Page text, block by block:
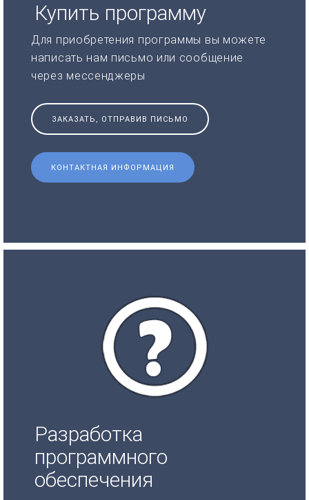
Купить программу
Для приобретения программы вы можете
написать нам письмо или сообщение
через мессенджеры
ЗАКАЗАТЬ, ОТПРАВИВ ПИСЬМО
КОНТАКТНАЯ ИНФОРМАЦИЯ
Разработка
программного
обеспечения